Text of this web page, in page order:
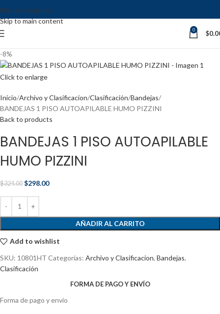
Skip to navigation
Skip to main content
0 $
-8%
Click to enlarge
Inicio Archivo y Clasificacion Clasificación Bandejas
BANDEJAS 1 PISO AUTOAPILABLE HUMO PIZZINI
Back to products
BANDEJAS 1 PISO AUTOAPILABLE
HUMO PIZZINI
$324.00 $298.00
AÑADIR AL CARRITO
Add to wishlist
SKU: 10801HT Categorías: Archivo y Clasificacion, Bandejas,
Clasificación
FORMA DE PAGO Y ENVÍO
Forma de pago y envío